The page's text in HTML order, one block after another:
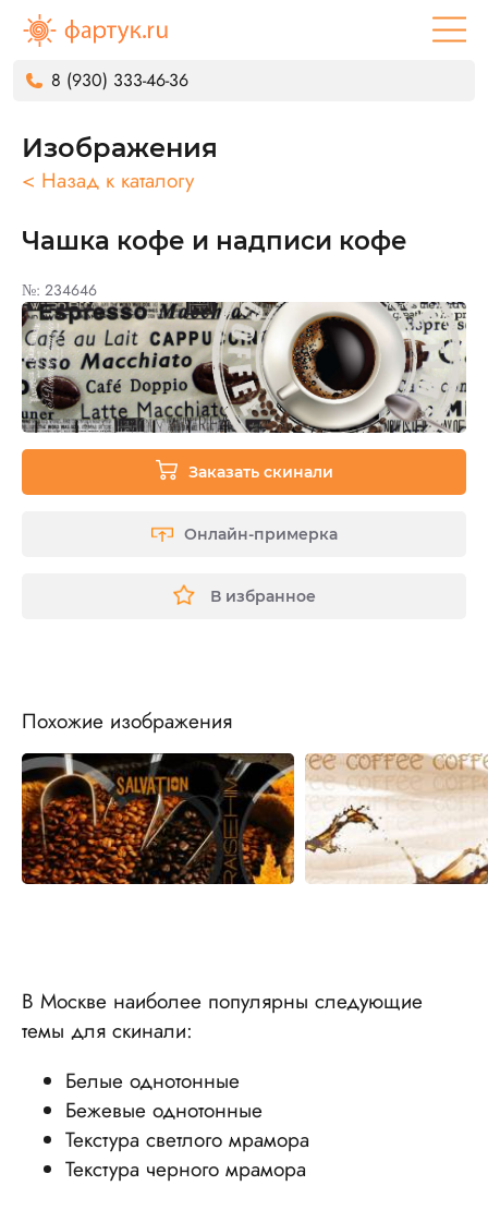
8 (930) 333-46-36
Изображения
< Назад к каталогу
Чашка кофе и надписи кофе
№: 234646
Заказать скинали
Онлайн-примерка
В избранное
Похожие изображения
В Москве наиболее популярны следующие
темы для скинали:
Белые однотонные
Бежевые однотонные
Текстура светлого мрамора
Текстура черного мрамора